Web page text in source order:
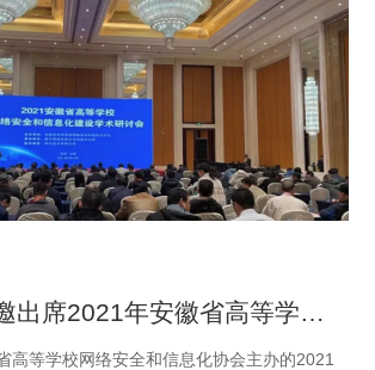
盛邦安全应邀出席2021年安徽省高等学校网络安全和信息化建设学术研讨会
高等学校网络安全和信息化协会主办的2021